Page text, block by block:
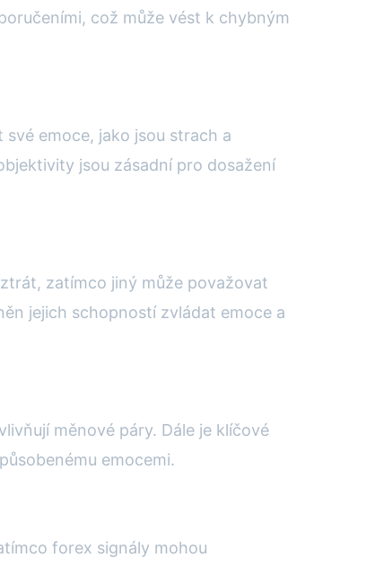
což může vést k chybným
emoce, jako jsou strach a
jsou zásadní pro dosažení
zatímco jiný může považovat
jejich schopností zvládat emoce a
měnové páry. Dále je klíčové
emocemi.
forex signály mohou